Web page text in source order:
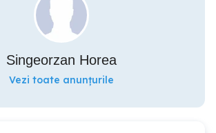
Singeorzan Horea
Vezi toate anunțurile